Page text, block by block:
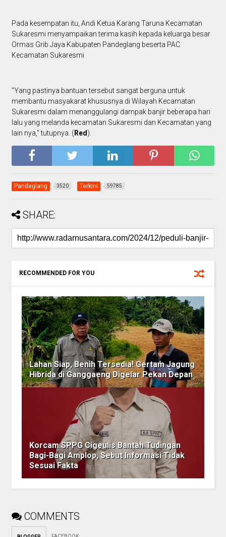
Pada kesempatan itu, Andi Ketua Karang Taruna Kecamatan
Sukaresmi menyampaikan terima kasih kepada keluarga besar
Ormas Grib Jaya Kabupaten Pandeglang beserta PAC
Kecamatan Sukaresmi
"Yang pastinya bantuan tersebut sangat berguna untuk
membantu masyakarat khususnya di Wilayah Kecamatan
Sukaresmi dalam menanggulangi dampak banjir beberapa hari
lalu yang melanda kecamatan Sukaresmi dan Kecamatan yang
lain nya," tutupnya. ( Red).
Pandeglang 3520 Terkini 59785
SHARE:
RECOMMENDED FOR YOU
Lahan Siap, Benih Tersedia! Gertam Jagung
Hibrida di Ganggaeng Digelar Pekan Depan
Korcam SPPG Cigeulis Bantah Tudingan
Bagi-Bagi Amplop, Sebut Informasi Tidak
Sesuai Fakta
COMMENTS